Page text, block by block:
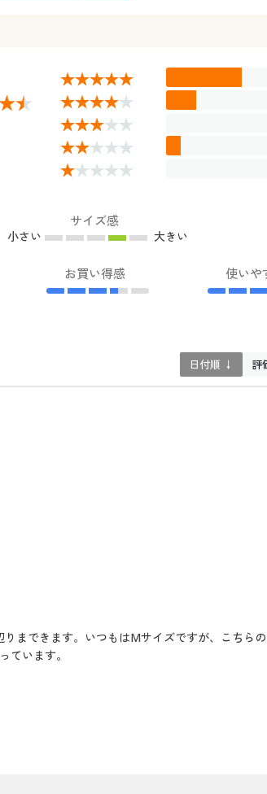
サイズ感
小さい 大きい
お買い得感 使いや
日付順 ↓ 評
まできます。いつもはMサイズですが、こちら
ています。